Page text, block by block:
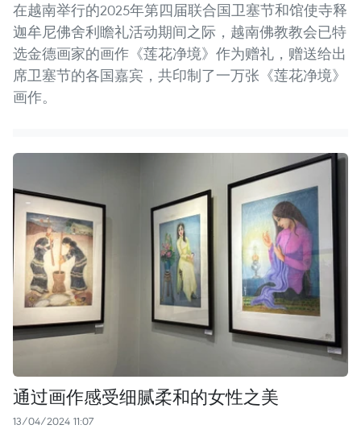
在越南举行的2025年第四届联合国卫塞节和馆使寺释
迦牟尼佛舍利瞻礼活动期间之际，越南佛教教会已特
选金德画家的画作《莲花净境》作为赠礼，赠送给出
席卫塞节的各国嘉宾，共印制了一万张《莲花净境》
画作。
通过画作感受细腻柔和的女性之美
13/04/2024 11:07